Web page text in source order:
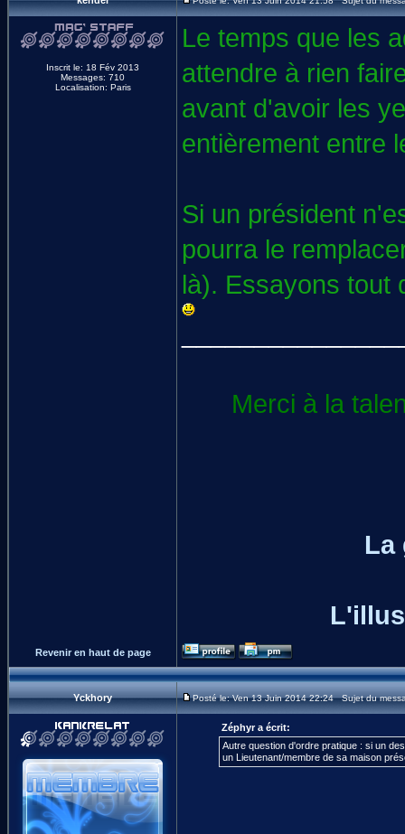
Inscrit le: 18 Fév 2013
Messages: 710
Localisation: Paris
Le temps que les
attendre à rien
avant d'avoir les
entièrement entre
Si un président
pourra le
là). Essayons tout
Merci à la
La
Revenir en haut de page
Yckhory Posté le: Ven 13 Juin 2014 22:24 Sujet du
Zéphyr a écrit:
Autre question d'ordre pratique : si un
un Lieutenant/membre de sa maison